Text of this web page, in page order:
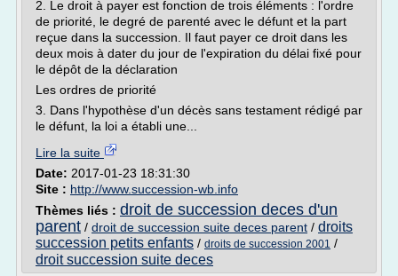
2. Le droit à payer est fonction de trois éléments : l'ordre
de priorité, le degré de parenté avec le défunt et la part
reçue dans la succession. Il faut payer ce droit dans les
deux mois à dater du jour de l'expiration du délai fixé pour
le dépôt de la déclaration
Les ordres de priorité
3. Dans l'hypothèse d'un décès sans testament rédigé par
le défunt, la loi a établi une...
Lire la suite
Date: 2017-01-23 18:31:30
Site : http://www.succession-wb.info
Thèmes liés : droit de succession deces d'un
parent / droit de succession suite deces parent / droits
succession petits enfants / droits de succession 2001 /
droit succession suite deces